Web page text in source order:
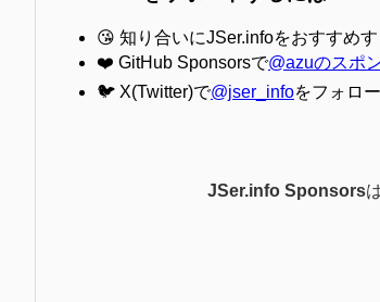
😘 知り合いにJSer.infoをおすすめす
❤️ GitHub Sponsorsで@azuのスポ
🐦 X(Twitter)で@jser_infoをフォロ
JSer.info Sponsors